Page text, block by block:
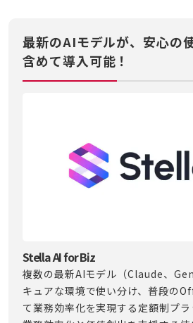
最新のAIモデルが、安心の
含めて導入可能！
Stella AI for Biz
複数の最新AIモデル（Claude、
キュアな環境で使い分け、普段の
て業務効率化を実現する定額制プラ